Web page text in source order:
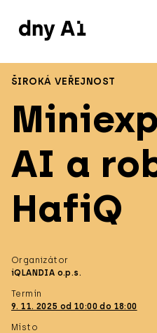
ŠIROKÁ VEŘEJNOST
AI a
HafiQ
Organizátor
iQLANDIA o.p.s.
Termín
9. 11. 2025 od 10:00 do 18:00
Místo